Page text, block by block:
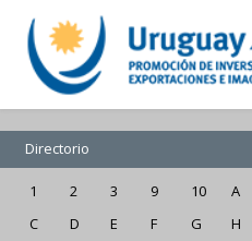
Directorio
1 2 3 9 10 A
C
D E F G H